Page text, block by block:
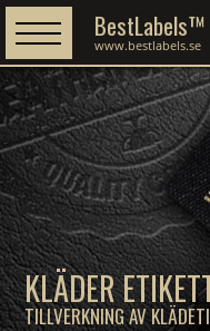
KLÄDER
TILLVERKNING AV
BestLabels™
www.bestlabels.se